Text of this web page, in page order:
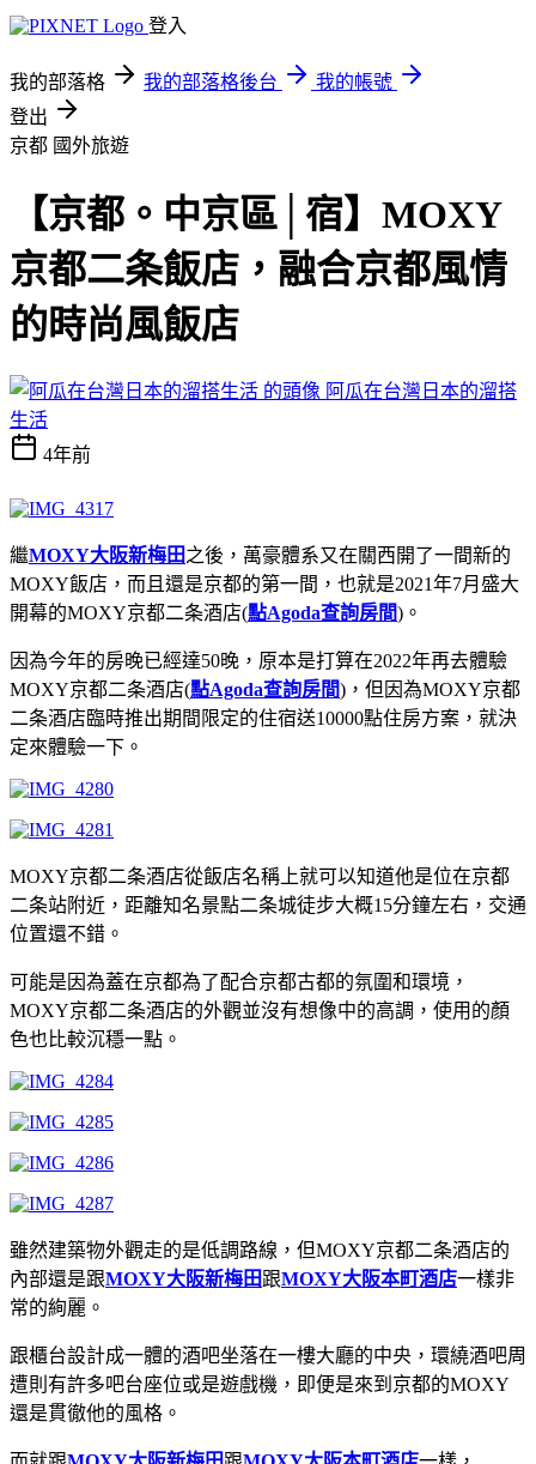
登入
我的部落格 我的部落格後台
我的帳號
登出
京都 國外旅遊
【京都。中京區│宿】MOXY
京都二条飯店，融合京都風情
的時尚風飯店
阿瓜在台灣日本的溜搭
生活
4年前
繼MOXY大阪新梅田之後，萬豪體系又在關西開了一間新的
MOXY飯店，而且還是京都的第一間，也就是2021年7月盛大
開幕的MOXY京都二条酒店(點Agoda查詢房間)。
因為今年的房晚已經達50晚，原本是打算在2022年再去體驗
MOXY京都二条酒店(點Agoda查詢房間)，但因為MOXY京都
二条酒店臨時推出期間限定的住宿送10000點住房方案，就決
定來體驗一下。
MOXY京都二条酒店從飯店名稱上就可以知道他是位在京都
二条站附近，距離知名景點二条城徒步大概15分鐘左右，交通
位置還不錯。
可能是因為蓋在京都為了配合京都古都的氛圍和環境，
MOXY京都二条酒店的外觀並沒有想像中的高調，使用的顏
色也比較沉穩一點。
雖然建築物外觀走的是低調路線，但MOXY京都二条酒店的
內部還是跟MOXY大阪新梅田跟MOXY大阪本町酒店一樣非
常的絢麗。
跟櫃台設計成一體的酒吧坐落在一樓大廳的中央，環繞酒吧周
遭則有許多吧台座位或是遊戲機，即便是來到京都的MOXY
還是貫徹他的風格。